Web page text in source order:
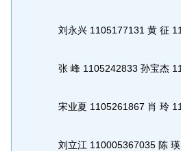
刘永兴 1105177131 黄 征
张 峰 1105242833 孙宝杰
宋业夏 1105261867 肖 玲
刘立江 110005367035 陈 瑛